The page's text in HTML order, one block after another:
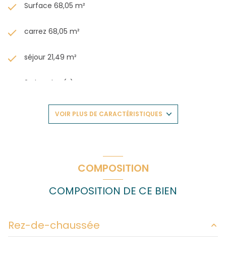
Surface 68,05 m²
carrez 68,05 m²
séjour 21,49 m²
2 chambre(s)
Chauffage collectif : radiateur (gaz de ville)
exposition Sud-Est
VOIR PLUS DE CARACTÉRISTIQUES
COMPOSITION
COMPOSITION DE CE BIEN
Rez-de-chaussée